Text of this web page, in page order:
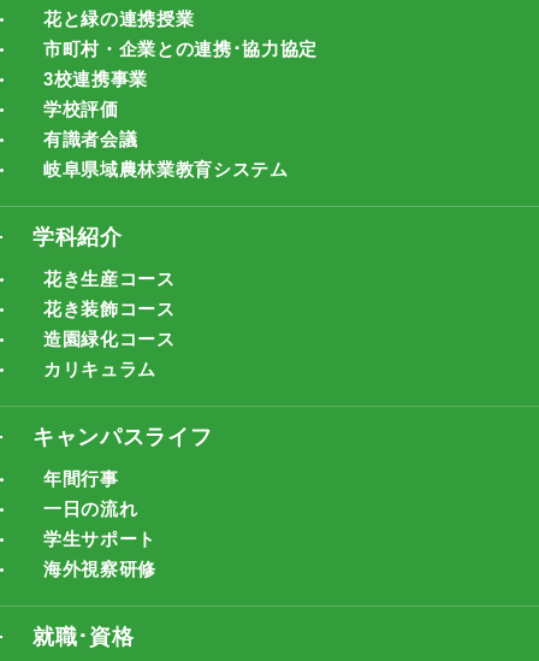
花と緑の連携授業
市町村・企業との連携･協力協定
3校連携事業
学校評価
有識者会議
岐阜県域農林業教育システム
学科紹介
花き生産コース
花き装飾コース
造園緑化コース
カリキュラム
キャンパスライフ
年間行事
一日の流れ
学生サポート
海外視察研修
就職･資格